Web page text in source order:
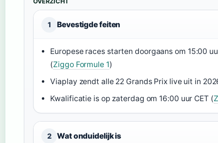
1 Bevestigde feiten
Europese races starten doorgaans om 15:00
(Ziggo Formule 1)
Viaplay zendt alle 22 Grands Prix live uit in
Kwalificatie is op zaterdag om 16:00 uur CET (
2 Wat onduidelijk is